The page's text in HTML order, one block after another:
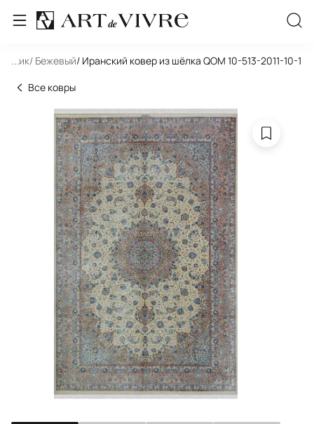
... / Бежевый/ Иранский ковер из шёлка QOM 10-513-2011-10-1
Все ковры